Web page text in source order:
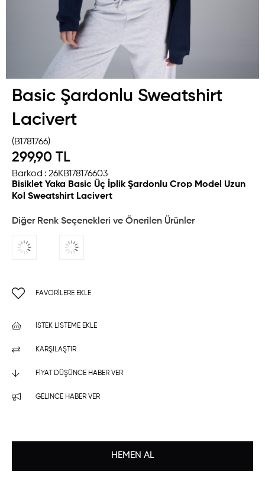
Basic Şardonlu Sweatshirt
Lacivert
(B1781766)
299,90 TL
Barkod : 26KB178176603
Bisiklet Yaka Basic Üç İplik Şardonlu Crop Model Uzun
Kol Sweatshirt Lacivert
Diğer Renk Seçenekleri ve Önerilen Ürünler
FAVORILERE EKLE
İSTEK LISTEME EKLE
KARŞILAŞTIR
FIYAT DÜŞÜNCE HABER VER
GELINCE HABER VER